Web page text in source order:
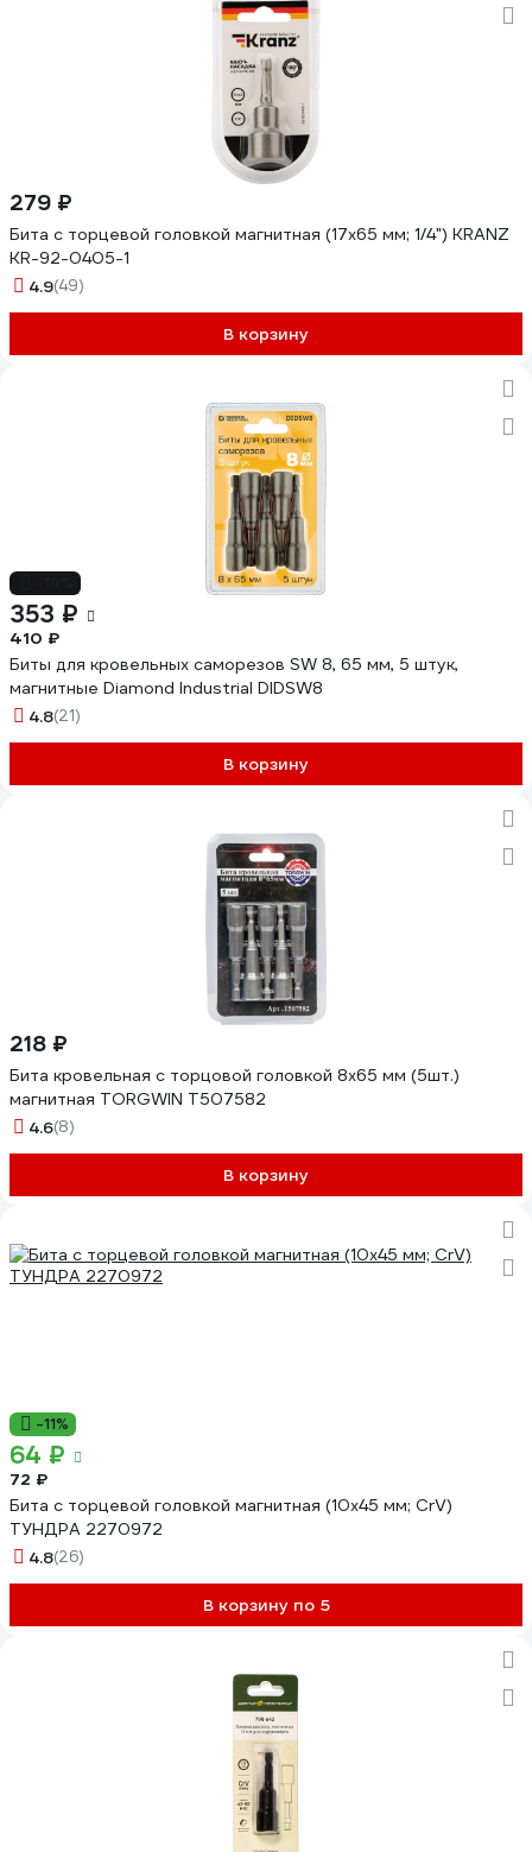
279 ₽
Бита с торцевой головкой магнитная (17x65 мм; 1/4") KRANZ
KR-92-0405-1
4.9(49)
В корзину
353 ₽
410 ₽
Биты для кровельных саморезов SW 8, 65 мм, 5 штук,
магнитные Diamond Industrial DIDSW8
4.8(21)
В корзину
218 ₽
Бита кровельная с торцовой головкой 8х65 мм (5шт.)
магнитная TORGWIN T507582
4.6(8)
В корзину
-11%
64 ₽
72 ₽
Бита с торцевой головкой магнитная (10х45 мм; CrV)
ТУНДРА 2270972
4.8(26)
В корзину по 5